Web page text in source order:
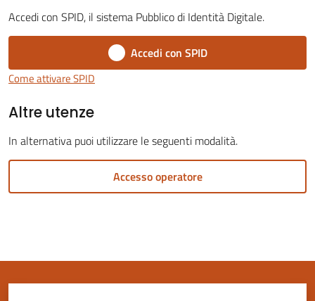
Servizi
line
Tutti
argomenti
Accedi con SPID, il sistema Pubblico di Identità Digitale.
Accedi con SPID
Come attivare SPID
Altre utenze
In alternativa puoi utilizzare le seguenti modalità.
Accesso operatore